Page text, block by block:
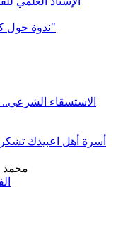
ندوة حول كتاب "العدالة الاجتماعية في الإسلام"
الاستسقاء الشرعي..
أسرة أهل اعبيدك